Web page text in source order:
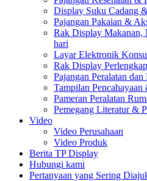
Display Suku Cadang
Pajangan Pakaian &
Rak Display Makanan,
hari
Layar Elektronik
Rak Display
Pajangan Peralatan
Tampilan
Pameran Peralatan
Pemegang Literatur &
Video
Video Perusahaan
Video Produk
Berita TP Display
Hubungi kami
Pertanyaan yang Sering